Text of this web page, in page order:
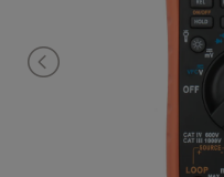
kretser. I begge tilfeller kan
trinn på 25 % og strømmen
og rampefunksjon tillater
regulering av
passive kretser dessuten
frekvenssignal. Elma 6620
Elma 6620 leveres klar til
prøvepinner, mini-